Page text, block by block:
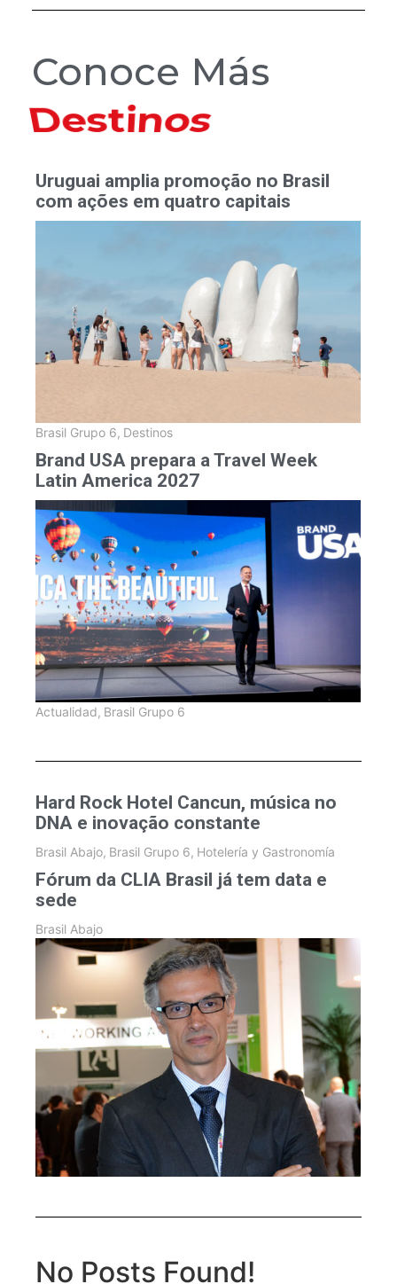
Conoce Más
Hoteles
Uruguai amplia promoção no Brasil
com ações em quatro capitais
Brasil Grupo 6, Destinos
Brand USA prepara a Travel Week
Latin America 2027
Actualidad, Brasil Grupo 6
Hard Rock Hotel Cancun, música no
DNA e inovação constante
Brasil Abajo, Brasil Grupo 6, Hotelería y Gastronomía
Fórum da CLIA Brasil já tem data e
sede
Brasil Abajo
No Posts Found!